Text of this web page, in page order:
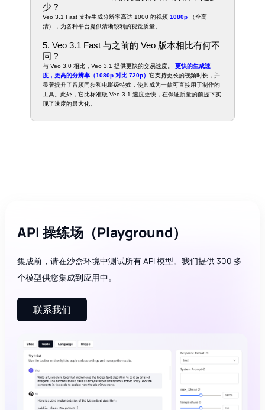
少？
Veo 3.1 Fast 支持生成分辨率高达 1000 的视频1080p （全高
清），为各种平台提供清晰锐利的视觉质量。
5. Veo 3.1 Fast 与之前的 Veo 版本相比有何不
同？
与 Veo 3.0 相比，Veo 3.1 提供更快的交易速度。更快的生成速
度，更高的分辨率（1080p 对比 720p）它支持更长的视频时长，并
显著提升了音频同步和电影级特效，使其成为一款可直接用于制作的
工具。此外，它比标准版 Veo 3.1 速度更快，在保证质量的前提下实
现了速度的最大化。
API 操练场（Playground）
集成前，请在沙盒环境中测试所有 API 模型。我们提供 300 多
个模型供您集成到应用中。
联系我们